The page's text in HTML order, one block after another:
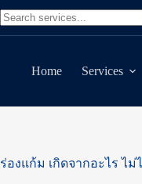
to
content
Home Services
ร่องแก้ม เกิดจากอะไร ไ